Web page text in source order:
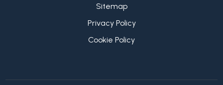
Sitemap
Privacy Policy
Cookie Policy